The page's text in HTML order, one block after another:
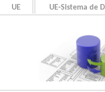
UE UE-Sistema de